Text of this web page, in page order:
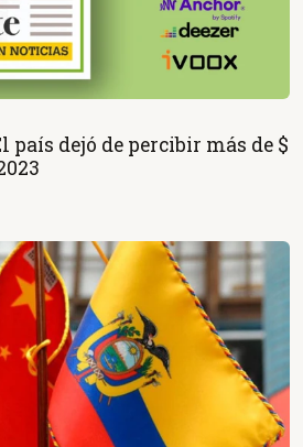
país dejó de percibir más de $